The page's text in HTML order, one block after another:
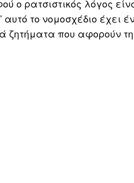
ο ρατσιστικός λόγος
αυτό το νομοσχέδιο έχει
που αφορούν